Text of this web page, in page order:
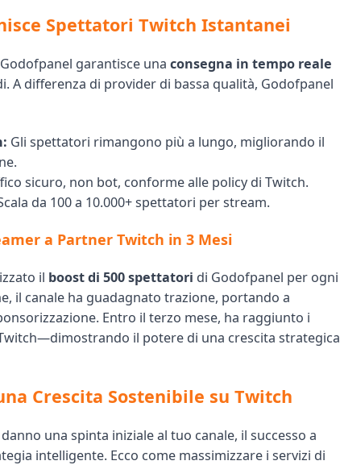
Spettatori Twitch Istantanei
garantisce una consegna in tempo reale
A differenza di provider di bassa qualità, Godofpanel
Gli spettatori rimangono più a lungo, migliorando il
sicuro, non bot, conforme alle policy di Twitch.
da 100 a 10.000+ spettatori per stream.
a Partner Twitch in 3 Mesi
il boost di 500 spettatori di Godofpanel per ogni
il canale ha guadagnato trazione, portando a
Entro il terzo mese, ha raggiunto i
il potere di una crescita strategica
Crescita Sostenibile su Twitch
una spinta iniziale al tuo canale, il successo a
intelligente. Ecco come massimizzare i servizi di